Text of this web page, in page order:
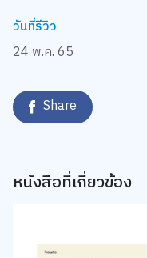
วันที่รีวิว
24 พ.ค. 65
Share
หนังสือที่เกี่ยวข้อง